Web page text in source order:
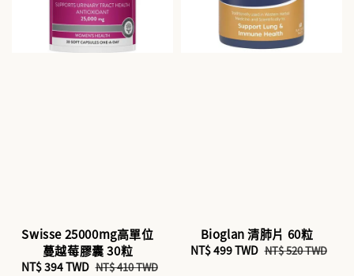
Swisse 25000mg高單位
蔓越莓膠囊 30粒
Sale
NT$ 394 TWD Regular
NT$ 410 TWD
Bioglan 清肺片 60粒
Sale
NT$ 499 TWD Regular
NT$ 520 TWD